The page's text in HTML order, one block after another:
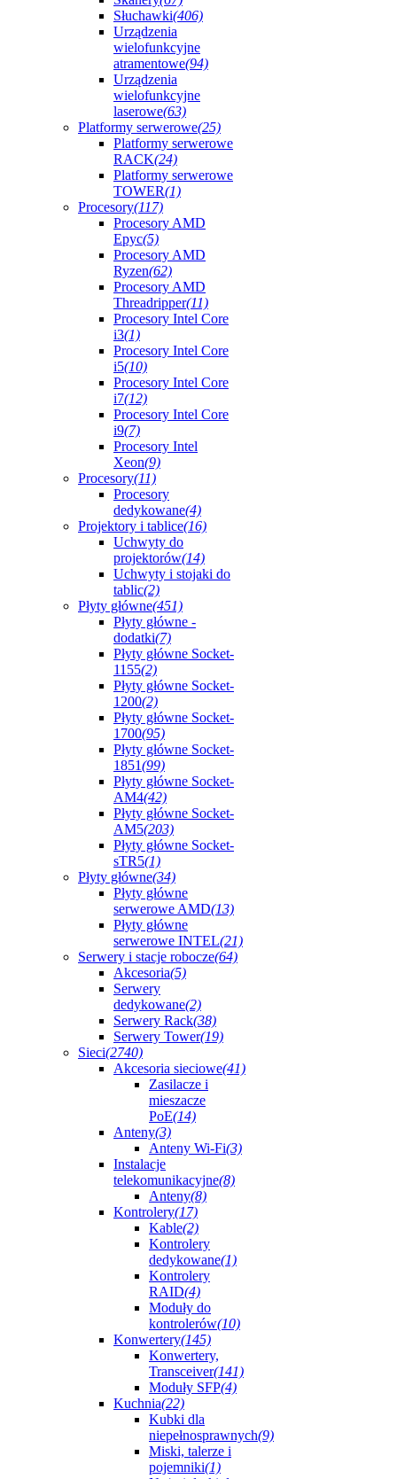
Słuchawki(406)
Urządzenia
wielofunkcyjne
atramentowe(94)
Urządzenia
wielofunkcyjne
laserowe(63)
Platformy serwerowe(25)
Platformy serwerowe
RACK(24)
Platformy serwerowe
TOWER(1)
Procesory(117)
Procesory AMD
Epyc(5)
Procesory AMD
Ryzen(62)
Procesory AMD
Threadripper(11)
Procesory Intel Core
i3(1)
Procesory Intel Core
i5(10)
Procesory Intel Core
i7(12)
Procesory Intel Core
i9(7)
Procesory Intel
Xeon(9)
Procesory(11)
Procesory
dedykowane(4)
Projektory i tablice(16)
Uchwyty do
projektorów(14)
Uchwyty i stojaki do
tablic(2)
Płyty główne(451)
Płyty główne -
dodatki(7)
Płyty główne Socket-
1155(2)
Płyty główne Socket-
1200(2)
Płyty główne Socket-
1700(95)
Płyty główne Socket-
1851(99)
Płyty główne Socket-
AM4(42)
Płyty główne Socket-
AM5(203)
Płyty główne Socket-
sTR5(1)
Płyty główne(34)
Płyty główne
serwerowe AMD(13)
Płyty główne
serwerowe INTEL(21)
Serwery i stacje robocze(64)
Akcesoria(5)
Serwery
dedykowane(2)
Serwery Rack(38)
Serwery Tower(19)
Sieci(2740)
Akcesoria sieciowe(41)
Zasilacze i
mieszacze
PoE(14)
Anteny(3)
Anteny Wi-Fi(3)
Instalacje
telekomunikacyjne(8)
Anteny(8)
Kontrolery(17)
Kable(2)
Kontrolery
dedykowane(1)
Kontrolery
RAID(4)
Moduły do
kontrolerów(10)
Konwertery(145)
Konwertery,
Transceiver(141)
Moduły SFP(4)
Kuchnia(22)
Kubki dla
niepełnosprawnych(9)
Miski, talerze i
pojemniki(1)